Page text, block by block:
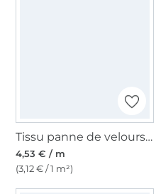
Tissu panne de velours, bleu foncé
4,53 € / m
(3,12 € / 1 m²)